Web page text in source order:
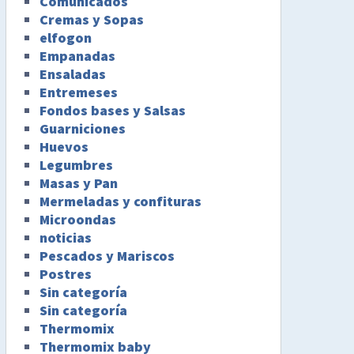
Cremas y Sopas
elfogon
Empanadas
Ensaladas
Entremeses
Fondos bases y Salsas
Guarniciones
Huevos
Legumbres
Masas y Pan
Mermeladas y confituras
Microondas
noticias
Pescados y Mariscos
Postres
Sin categoría
Sin categoría
Thermomix
Thermomix baby